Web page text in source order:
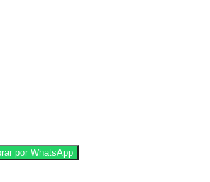
por WhatsApp